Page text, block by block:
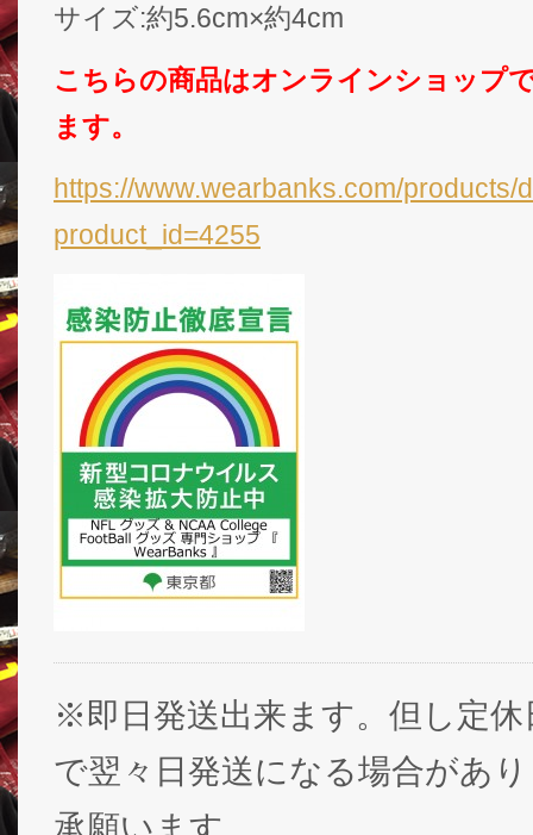
サイズ:約5.6cm×約4cm
こちらの商品はオンラインショップ
ます。
https://www.wearbanks.com/products/
product_id=4255
※即日発送出来ます。但し定休
で翌々日発送になる場合があ
承願います。